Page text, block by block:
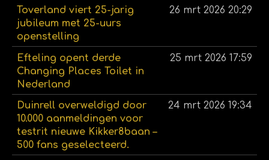
Toverland viert 25-jarig
jubileum met 25-uurs
openstelling
26 mrt 2026 20:29
Efteling opent derde
Changing Places Toilet in
Nederland
25 mrt 2026 17:59
Duinrell overweldigd door
10.000 aanmeldingen voor
testrit nieuwe Kikker8baan –
500 fans geselecteerd.
24 mrt 2026 19:34